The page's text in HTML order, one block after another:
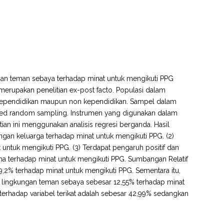
teman sebaya terhadap minat untuk mengikuti PPG
penelitian ex-post facto. Populasi dalam
maupun non kependidikan. Sampel dalam
random sampling. Instrumen yang digunakan dalam
ini menggunakan analisis regresi berganda. Hasil
keluarga terhadap minat untuk mengikuti PPG. (2)
mengikuti PPG. (3) Terdapat pengaruh positif dan
terhadap minat untuk mengikuti PPG. Sumbangan Relatif
terhadap minat untuk mengikuti PPG. Sementara itu,
teman sebaya sebesar 12,55% terhadap minat
variabel terikat adalah sebesar 42,99% sedangkan